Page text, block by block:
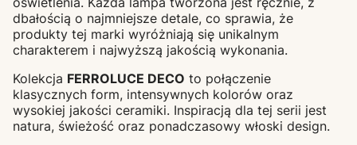
dbałością o najmniejsze detale, co sprawia, że
produkty tej marki wyróżniają się unikalnym
charakterem i najwyższą jakością wykonania.
Kolekcja FERROLUCE DECO to połączenie
klasycznych form, intensywnych kolorów oraz
wysokiej jakości ceramiki. Inspiracją dla tej serii jest
natura, świeżość oraz ponadczasowy włoski design.